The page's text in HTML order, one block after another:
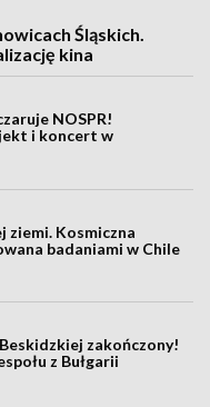
Śląskich.
kina
NOSPR!
i koncert w
ziemi. Kosmiczna
badaniami w Chile
zakończony!
z Bułgarii